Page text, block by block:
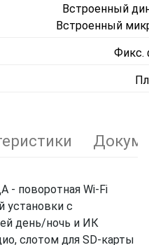
Встроенный
Встроенный
Фикс.
- поворотная Wi-Fi
установки с
день/ночь и ИК
слотом для SD-карты